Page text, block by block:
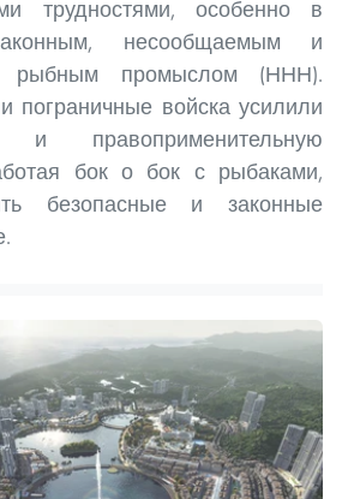
трудностями, особенно в
несообщаемым и
рыбным промыслом (ННН).
пограничные войска усилили
и правоприменительную
бок о бок с рыбаками,
безопасные и законные